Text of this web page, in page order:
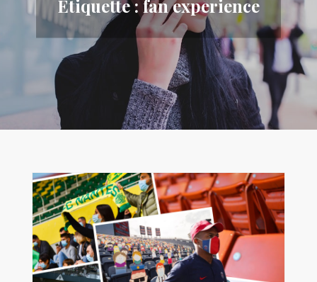
Étiquette : fan experience